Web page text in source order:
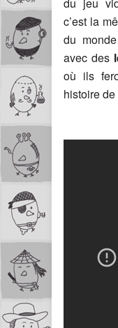
c’est la
du
avec des
où ils
histoire